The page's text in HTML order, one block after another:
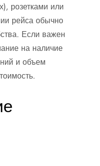
розетками или
рейса обычно
Если важен
на наличие
и объем